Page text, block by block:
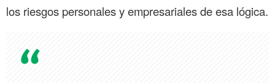
los riesgos personales y empresariales de esa lógica.